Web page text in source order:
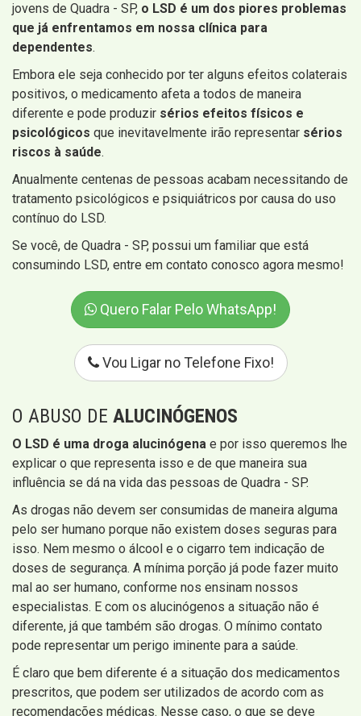
jovens de Quadra - SP, o LSD é um dos piores problemas
que já enfrentamos em nossa clínica para
dependentes.
Embora ele seja conhecido por ter alguns efeitos colaterais
positivos, o medicamento afeta a todos de maneira
diferente e pode produzir sérios efeitos físicos e
psicológicos que inevitavelmente irão representar sérios
riscos à saúde.
Anualmente centenas de pessoas acabam necessitando de
tratamento psicológicos e psiquiátricos por causa do uso
contínuo do LSD.
Se você, de Quadra - SP, possui um familiar que está
consumindo LSD, entre em contato conosco agora mesmo!
Quero Falar Pelo WhatsApp!
Vou Ligar no Telefone Fixo!
O ABUSO DE ALUCINÓGENOS
O LSD é uma droga alucinógena e por isso queremos lhe
explicar o que representa isso e de que maneira sua
influência se dá na vida das pessoas de Quadra - SP.
As drogas não devem ser consumidas de maneira alguma
pelo ser humano porque não existem doses seguras para
isso. Nem mesmo o álcool e o cigarro tem indicação de
doses de segurança. A mínima porção já pode fazer muito
mal ao ser humano, conforme nos ensinam nossos
especialistas. E com os alucinógenos a situação não é
diferente, já que também são drogas. O mínimo contato
pode representar um perigo iminente para a saúde.
É claro que bem diferente é a situação dos medicamentos
prescritos, que podem ser utilizados de acordo com as
recomendações médicas. Nesse caso, o que se deve